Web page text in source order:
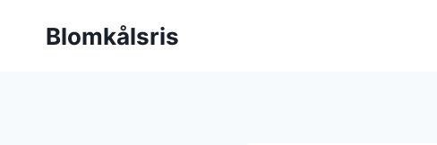
Blomkålsris